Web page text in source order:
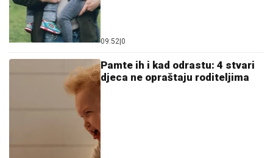
09:52 0
Pamte ih i kad odrastu: 4 stvari
djeca ne opraštaju roditeljima